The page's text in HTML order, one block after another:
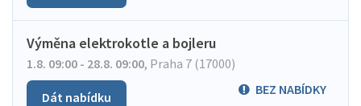
Výměna elektrokotle a bojleru
1.8. 09:00 - 28.8. 09:00, Praha 7 (17000)
BEZ NABÍDKY
Dát nabídku